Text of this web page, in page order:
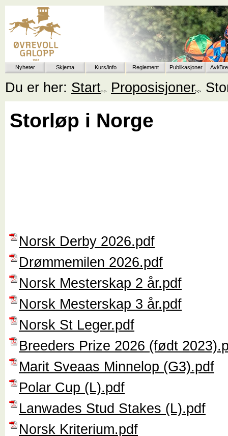
Nyheter Skjema Kurs/info Reglement Publikasjoner Avl/
Du er her: Start Proposisjoner
Storløp i Norge
Norsk Derby 2026.pdf
Drømmemilen 2026.pdf
Norsk Mesterskap 2 år.pdf
Norsk Mesterskap 3 år.pdf
Norsk St Leger.pdf
Breeders Prize 2026 (født
Marit Sveaas Minnelop (G3).pdf
Polar Cup (L).pdf
Lanwades Stud Stakes (L).pdf
Norsk Kriterium.pdf